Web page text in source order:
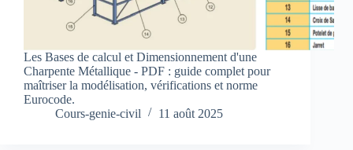
Les Bases de calcul et Dimensionnement d'une
Charpente Métallique - PDF : guide complet pour
maîtriser la modélisation, vérifications et norme
Eurocode.
Cours-genie-civil
11 août 2025